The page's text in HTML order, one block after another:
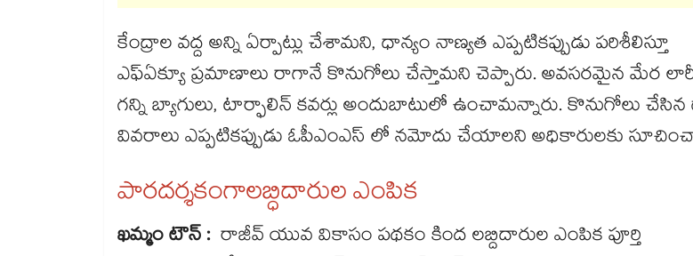
కేంద్రాల వద్ద అన్ని ఏర్పాట్లు చేశామని, ధాన్యం నాణ్యత ఎప్పటికప్పుడు పరిశీలిస్తూ
ఎఫ్ఏక్యూ ప్రమాణాలు రాగానే కొనుగోలు చేస్తామని చెప్పారు. అవసరమైన మేర
గన్ని బ్యాగులు, టార్ఫాలిన్ కవర్లు అందుబాటులో ఉంచామన్నారు. కొనుగోలు
వివరాలు ఎప్పటికప్పుడు ఓపీఎంఎస్ లో నమోదు చేయాలని అధికారులకు
పారదర్శకంగాలబ్ధిదారుల ఎంపిక
ఖమ్మం టౌన్ : రాజీవ్ యువ వికాసం పథకం కింద లబ్దిదారుల ఎంపిక పూర్తి